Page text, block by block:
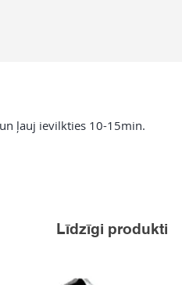
ļauj ievilkties 10-15min.
Līdzīgi produkti